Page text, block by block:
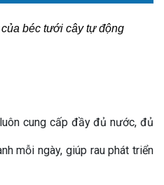
béc tưới cây tự động
cung cấp đầy đủ nước, đủ
mỗi ngày, giúp rau phát triển